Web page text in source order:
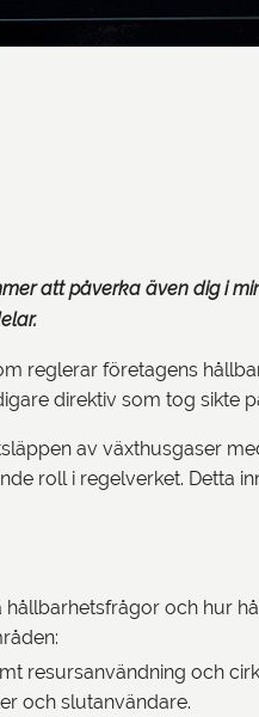
att påverka även dig i
reglerar företagens
direktiv som tog sikte
av växthusgaser
roll i regelverket. Detta
och hur
resursanvändning och
och slutanvändare.